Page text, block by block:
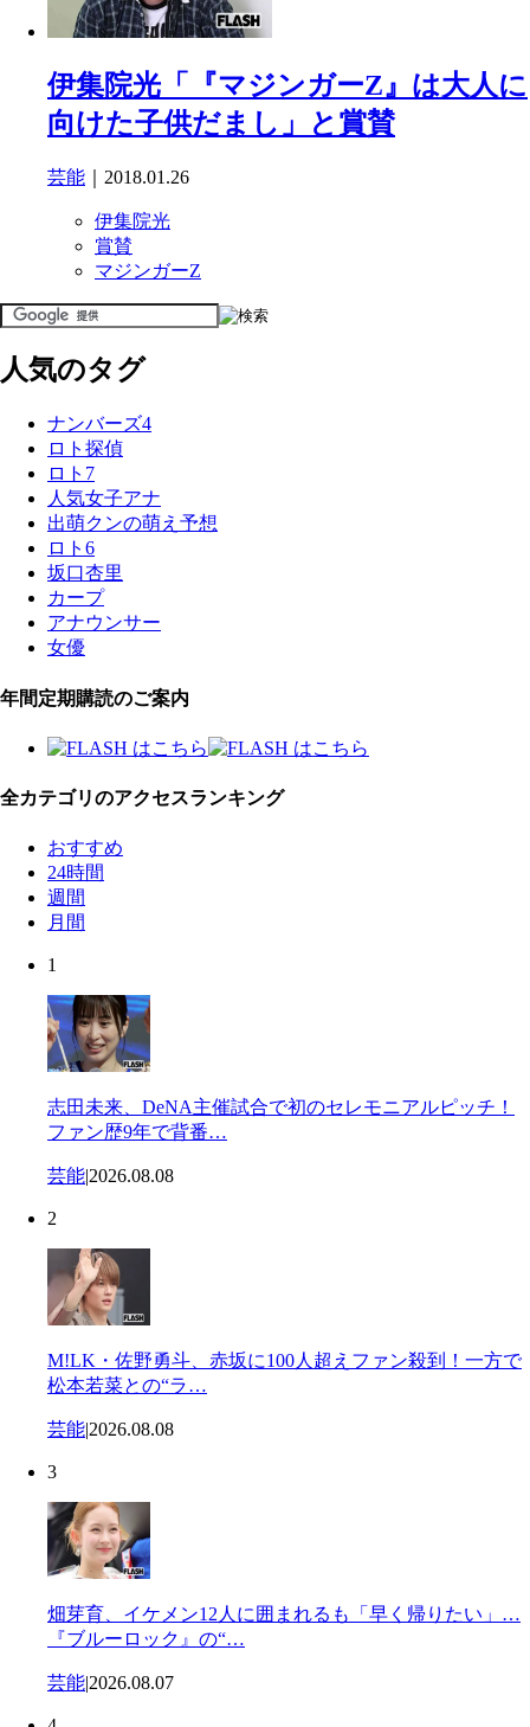
伊集院光「『マジンガーZ』は大人に
向けた子供だまし」と賞賛
芸能 ｜2018.01.26
伊集院光
賞賛
マジンガーZ
人気のタグ
ナンバーズ4
ロト探偵
ロト7
人気女子アナ
出萌クンの萌え予想
ロト6
坂口杏里
カープ
アナウンサー
女優
年間定期購読のご案内
全カテゴリのアクセスランキング
おすすめ
24時間
週間
月間
1
志田未来、DeNA主催試合で初のセレモニアルピッチ！
ファン歴9年で背番…
芸能|2026.08.08
2
M!LK・佐野勇斗、赤坂に100人超えファン殺到！一方で
松本若菜との“ラ…
芸能|2026.08.08
3
畑芽育、イケメン12人に囲まれるも「早く帰りたい」…
『ブルーロック』の“…
芸能|2026.08.07